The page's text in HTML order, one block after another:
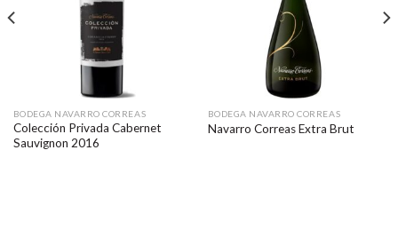
BODEGA NAVARRO CORREAS
Colección Privada Cabernet
Sauvignon 2016
BODEGA NAVARRO CORREAS
Navarro Correas Extra Brut